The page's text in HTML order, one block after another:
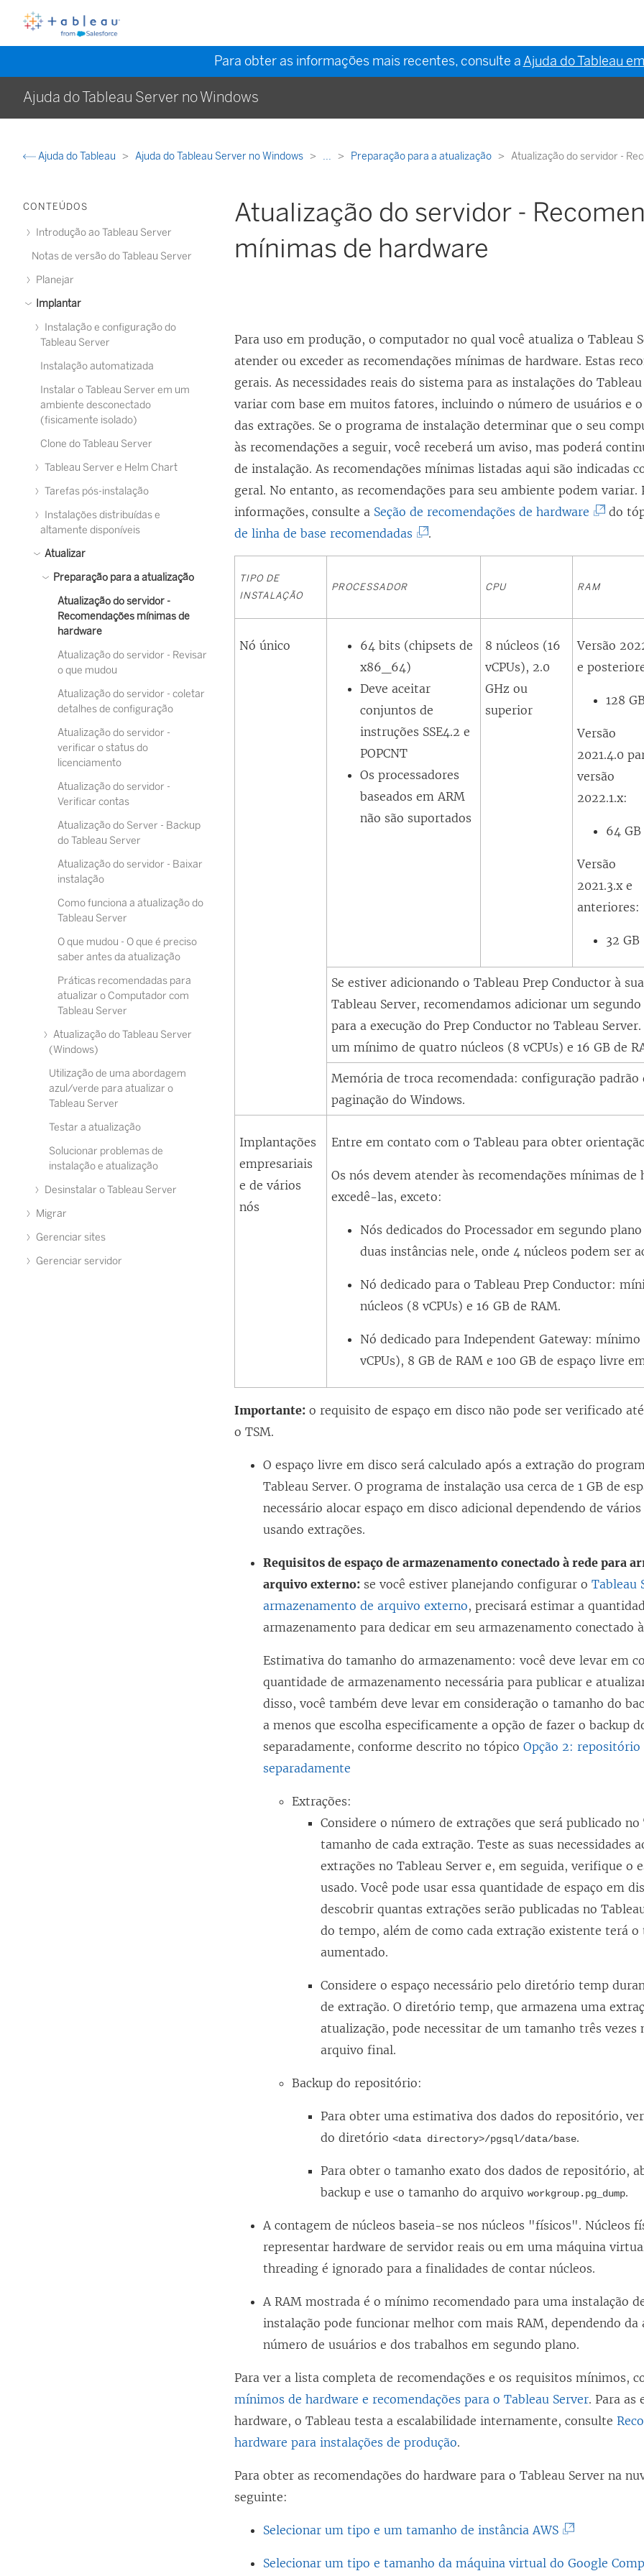
Para obter as informações mais recentes, consulte aAjuda do Tableau
Ajuda do Tableau Server no Windows
Ajuda do Tableau Ajuda do Tableau Server no Windows ... Preparação para a atualização Atualização do servidor -
CONTEÚDOS
Introdução ao Tableau Server
Notas de versão do Tableau Server
Planejar
Implantar
Instalação e configuração do
Tableau Server
Instalação automatizada
Instalar o Tableau Server em um
ambiente desconectado
(fisicamente isolado)
Clone do Tableau Server
Tableau Server e Helm Chart
Tarefas pós-instalação
Instalações distribuídas e
altamente disponíveis
Atualizar
Preparação para a atualização
Atualização do servidor -
Recomendações mínimas de
hardware
Atualização do servidor - Revisar
o que mudou
Atualização do servidor - coletar
detalhes de configuração
Atualização do servidor -
verificar o status do
licenciamento
Atualização do servidor -
Verificar contas
Atualização do Server - Backup
do Tableau Server
Atualização do servidor - Baixar
instalação
Como funciona a atualização do
Tableau Server
O que mudou - O que é preciso
saber antes da atualização
Práticas recomendadas para
atualizar o Computador com
Tableau Server
Atualização do Tableau Server
(Windows)
Utilização de uma abordagem
azul/verde para atualizar o
Tableau Server
Testar a atualização
Solucionar problemas de
instalação e atualização
Desinstalar o Tableau Server
Migrar
Gerenciar sites
Gerenciar servidor
Atualização do servidor -
mínimas de hardware
Para uso em produção, o computador no qual você atualiza oTableau
atender ou exceder as recomendações mínimas de hardware. Estas
gerais. As necessidades reais do sistema para as instalações do
variar com base em muitos fatores, incluindo o número de usuários e
das extrações. Se o programa de instalação determinar que o seu
às recomendações a seguir, você receberá um aviso, mas poderá
de instalação. As recomendações mínimas listadas aqui são indicadas
geral. No entanto, as recomendações para seu ambiente podem variar.
informações, consulte a Seção de recomendações de hardware (
l
k
a
b
e
m
o
a
a
)
do
de linha de base recomendadas (
O
n
k
b
r
e
m
n
o
l
a
)
.
TIPO DE
INSTALAÇÃO
PROCESSADOR CPU RAM
Nó único
64 bits (chipsets de
x86_64)
Deve aceitar
conjuntos de
instruções SSE4.2 e
POPCNT
Os processadores
baseados em ARM
não são suportados
8 núcleos (16
vCPUs), 2.0
GHz ou
superior
Versão
e
128 GB
Versão
2021.4.0
versão
2022.1.x:
64 GB
Versão
2021.3.x e
anteriores:
32 GB
Se estiver adicionando o Tableau Prep Conductor à
Tableau Server, recomendamos adicionar um
para a execução do Prep Conductor no Tableau
um mínimo de quatro núcleos (8 vCPUs) e 16 GB de
Memória de troca recomendada:configuração padrão
paginação do Windows.
Implantações
empresariais
e de vários
nós
Entre em contato com o Tableau para obter
Os nós devem atender às recomendações mínimas de
excedê-las, exceto:
Nós dedicados do Processador em segundo
duas instâncias nele, onde 4 núcleos podem ser
Nó dedicado para o Tableau Prep Conductor:
núcleos (8 vCPUs) e 16 GB de RAM.
Nó dedicado para Independent Gateway:
vCPUs), 8 GB de RAM e 100 GB de espaço livre
Importante: o requisito de espaço em disco não pode ser verificado
o TSM.
O espaço livre em disco será calculado após a extração do
Tableau Server. O programa de instalação usa cerca de 1 GB de
necessário alocar espaço em disco adicional dependendo de
usando extrações.
Requisitos de espaço de armazenamento conectado à rede para
arquivo externo: se você estiver planejando configurar oTableau
armazenamento de arquivo externo, precisará estimar a
armazenamento para dedicar em seu armazenamento conectado
Estimativa do tamanho do armazenamento: você deve levar em
quantidade de armazenamento necessária para publicar e
disso, você também deve levar em consideração o tamanho do
a menos que escolha especificamente a opção de fazer o backup
separadamente, conforme descrito no tópicoOpção 2: repositório
separadamente
Extrações:
Considere o número de extrações que será publicado no
tamanho de cada extração. Teste as suas necessidades
extrações no Tableau Server e, em seguida, verifique o
usado. Você pode usar essa quantidade de espaço em
descobrir quantas extrações serão publicadas no
do tempo, além de como cada extração existente terá o
aumentado.
Considere o espaço necessário pelo diretório temp
de extração. O diretório temp, que armazena uma
atualização, pode necessitar de um tamanho três vezes
arquivo final.
Backup do repositório:
Para obter uma estimativa dos dados do repositório,
do diretório<data directory>/pgsql/data/base.
Para obter o tamanho exato dos dados de repositório,
backup e use o tamanho do arquivoworkgroup.pg_dump.
A contagem de núcleos baseia-se nos núcleos "físicos". Núcleos
representar hardware de servidor reais ou em uma máquina
threading é ignorado para a finalidades de contar núcleos.
A RAM mostrada é o mínimo recomendado para uma instalação
instalação pode funcionar melhor com mais RAM, dependendo da
número de usuários e dos trabalhos em segundo plano.
Para ver a lista completa de recomendações e os requisitos mínimos,
mínimos de hardware e recomendações para o Tableau Server. Para as
hardware, o Tableau testa a escalabilidade internamente, consulte
hardware para instalações de produção.
Para obter as recomendações do hardware para oTableau Server na
seguinte:
Selecionar um tipo e um tamanho de instância AWS(
Selecionar um tipo e tamanho da máquina virtual do Google